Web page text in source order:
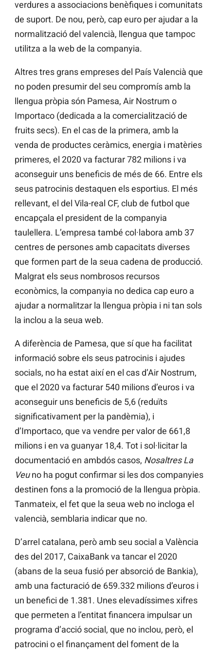
verdures a associacions benèfiques i comunitats
de suport. De nou, però, cap euro per ajudar a la
normalització del valencià, llengua que tampoc
utilitza a la web de la companyia.
Altres tres grans empreses del País Valencià que
no poden presumir del seu compromís amb la
llengua pròpia són Pamesa, Air Nostrum o
Importaco (dedicada a la comercialització de
fruits secs). En el cas de la primera, amb la
venda de productes ceràmics, energia i matèries
primeres, el 2020 va facturar 782 milions i va
aconseguir uns beneficis de més de 66. Entre els
seus patrocinis destaquen els esportius. El més
rellevant, el del Vila-real CF, club de futbol que
encapçala el president de la companyia
taulellera. L’empresa també col·labora amb 37
centres de persones amb capacitats diverses
que formen part de la seua cadena de producció.
Malgrat els seus nombrosos recursos
econòmics, la companyia no dedica cap euro a
ajudar a normalitzar la llengua pròpia i ni tan sols
la inclou a la seua web.
A diferència de Pamesa, que sí que ha facilitat
informació sobre els seus patrocinis i ajudes
socials, no ha estat així en el cas d’Air Nostrum,
que el 2020 va facturar 540 milions d’euros i va
aconseguir uns beneficis de 5,6 (reduïts
significativament per la pandèmia), i
d’Importaco, que va vendre per valor de 661,8
milions i en va guanyar 18,4. Tot i sol·licitar la
documentació en ambdós casos, Nosaltres La
Veuno ha pogut confirmar si les dos companyies
destinen fons a la promoció de la llengua pròpia.
Tanmateix, el fet que la seua web no incloga el
valencià, semblaria indicar que no.
D’arrel catalana, però amb seu social a València
des del 2017, CaixaBank va tancar el 2020
(abans de la seua fusió per absorció de Bankia),
amb una facturació de 659.332 milions d’euros i
un benefici de 1.381. Unes elevadíssimes xifres
que permeten a l’entitat financera impulsar un
programa d’acció social, que no inclou, però, el
patrocini o el finançament del foment de la